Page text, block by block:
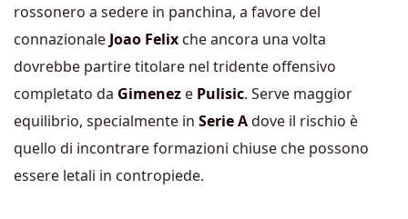
rossonero a sedere in panchina, a favore del
connazionale Joao Felix che ancora una volta
dovrebbe partire titolare nel tridente offensivo
completato da Gimenez e Pulisic. Serve maggior
equilibrio, specialmente in Serie Adove il rischio è
quello di incontrare formazioni chiuse che possono
essere letali in contropiede.